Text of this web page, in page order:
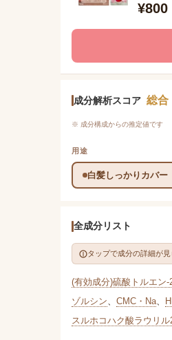
¥800
成分解析スコア 総合
※ 成分構成からの推定値です
用途
白髪しっかりカバー
全成分リスト
タップで成分の詳細が
(有効成分)硫酸トルエン-
ゾルシン、 CMC・Na、
スルホコハク酸ラウリル